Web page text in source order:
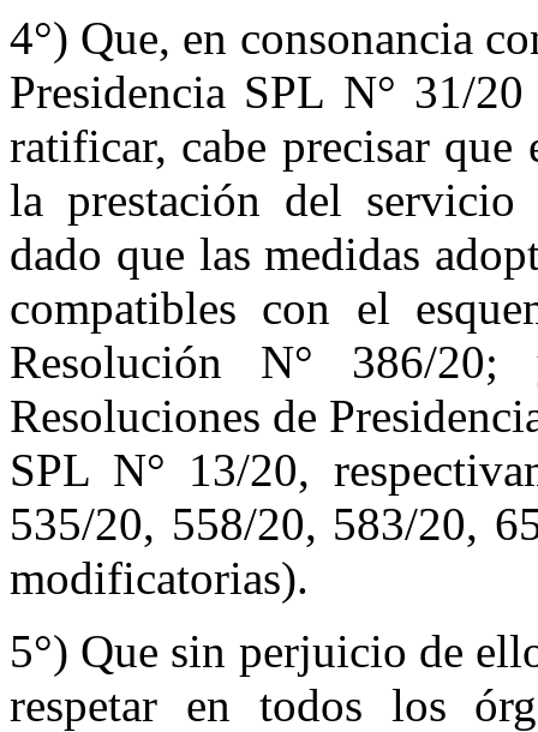
4°) Que, en consonancia
Presidencia SPL N° 31/
ratificar, cabe precisar
la prestación del servicio
dado que las medidas
compatibles con el
Resolución N° 386/
Resoluciones de
SPL N° 13/20,
535/20, 558/20, 583/20,
modificatorias).
5°) Que sin perjuicio de
respetar en todos los